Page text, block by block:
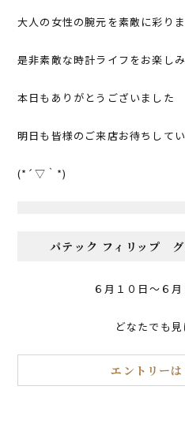
大人の女性の腕元を素敵に彩り
是非素敵な時計ライフをお楽し
本日もありがとうございました
明日も皆様のご来店お待ちして
(*´▽｀*)
パテック フィリップ グ
６月１０日～６
どなたでも
エントリー